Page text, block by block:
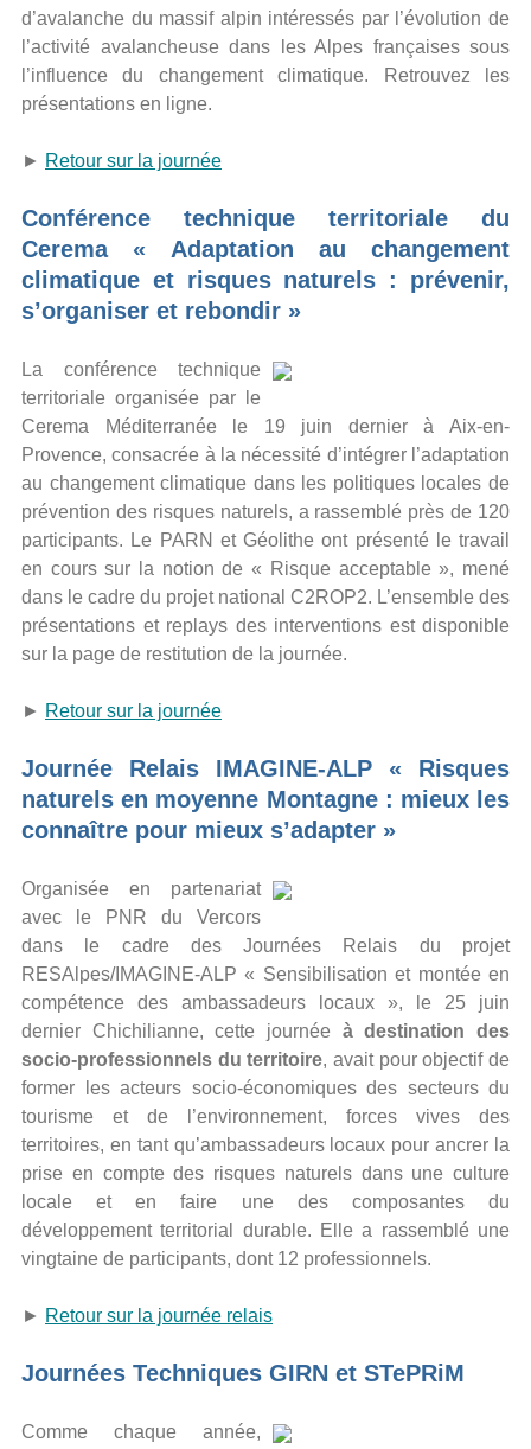
d’avalanche du massif alpin intéressés par l’évolution de
l’activité avalancheuse dans les Alpes françaises sous
l’influence du changement climatique. Retrouvez les
présentations en ligne.
► Retour sur la journée
Conférence technique territoriale du
Cerema « Adaptation au changement
climatique et risques naturels : prévenir,
s’organiser et rebondir »
La conférence technique
territoriale organisée par le
Cerema Méditerranée le 19 juin dernier à Aix-en-
Provence, consacrée à la nécessité d’intégrer l’adaptation
au changement climatique dans les politiques locales de
prévention des risques naturels, a rassemblé près de 120
participants. Le PARN et Géolithe ont présenté le travail
en cours sur la notion de « Risque acceptable », mené
dans le cadre du projet national C2ROP2. L’ensemble des
présentations et replays des interventions est disponible
sur la page de restitution de la journée.
► Retour sur la journée
Journée Relais IMAGINE-ALP « Risques
naturels en moyenne Montagne : mieux les
connaître pour mieux s’adapter »
Organisée en partenariat
avec le PNR du Vercors
dans le cadre des Journées Relais du projet
RESAlpes/IMAGINE-ALP « Sensibilisation et montée en
compétence des ambassadeurs locaux », le 25 juin
dernier Chichilianne, cette journée à destination des
socio-professionnels du territoire, avait pour objectif de
former les acteurs socio-économiques des secteurs du
tourisme et de l’environnement, forces vives des
territoires, en tant qu’ambassadeurs locaux pour ancrer la
prise en compte des risques naturels dans une culture
locale et en faire une des composantes du
développement territorial durable. Elle a rassemblé une
vingtaine de participants, dont 12 professionnels.
► Retour sur la journée relais
Journées Techniques GIRN et STePRiM
Comme chaque année,